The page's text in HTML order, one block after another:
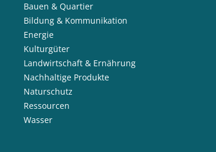
Bauen & Quartier
Bildung & Kommunikation
Energie
Kulturgüter
Landwirtschaft & Ernährung
Nachhaltige Produkte
Naturschutz
Ressourcen
Wasser